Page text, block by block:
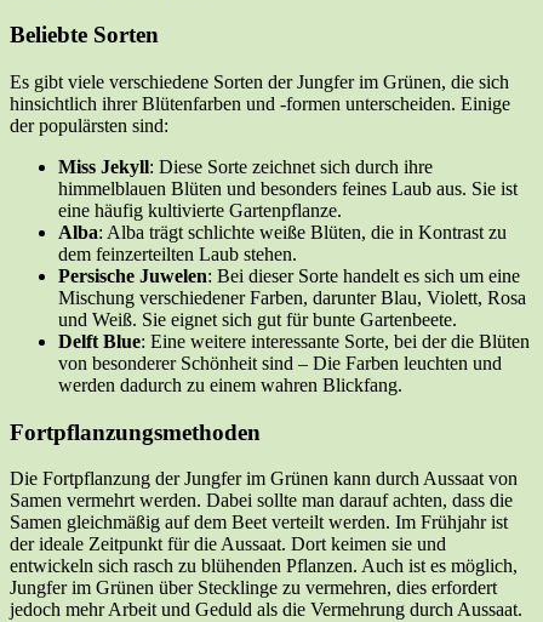
Beliebte Sorten
Es gibt viele verschiedene Sorten der Jungfer im Grünen, die sich
hinsichtlich ihrer Blütenfarben und -formen unterscheiden. Einige
der populärsten sind:
Miss Jekyll: Diese Sorte zeichnet sich durch ihre
himmelblauen Blüten und besonders feines Laub aus. Sie ist
eine häufig kultivierte Gartenpflanze.
Alba: Alba trägt schlichte weiße Blüten, die in Kontrast zu
dem feinzerteilten Laub stehen.
Persische Juwelen: Bei dieser Sorte handelt es sich um eine
Mischung verschiedener Farben, darunter Blau, Violett, Rosa
und Weiß. Sie eignet sich gut für bunte Gartenbeete.
Delft Blue: Eine weitere interessante Sorte, bei der die Blüten
von besonderer Schönheit sind – Die Farben leuchten und
werden dadurch zu einem wahren Blickfang.
Fortpflanzungsmethoden
Die Fortpflanzung der Jungfer im Grünen kann durch Aussaat von
Samen vermehrt werden. Dabei sollte man darauf achten, dass die
Samen gleichmäßig auf dem Beet verteilt werden. Im Frühjahr ist
der ideale Zeitpunkt für die Aussaat. Dort keimen sie und
entwickeln sich rasch zu blühenden Pflanzen. Auch ist es möglich,
Jungfer im Grünen über Stecklinge zu vermehren, dies erfordert
jedoch mehr Arbeit und Geduld als die Vermehrung durch Aussaat.